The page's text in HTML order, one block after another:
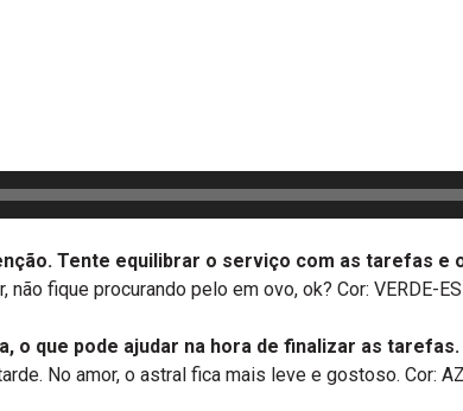
Tente equilibrar o serviço com as tarefas e
fique procurando pelo em ovo, ok? Cor: VERDE-
o que pode ajudar na hora de finalizar as tarefas.
No amor, o astral fica mais leve e gostoso. Cor: